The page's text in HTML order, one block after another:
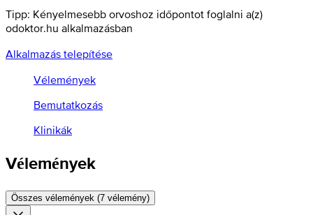
Tipp: Kényelmesebb orvoshoz időpontot foglalni a(z)
odoktor.hu alkalmazásban
Alkalmazás telepítése
Vélemények
Bemutatkozás
Klinikák
Vélemények
Összes vélemények (7 vélemény)